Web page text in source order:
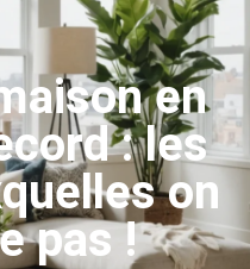
en
: les
on
pas !